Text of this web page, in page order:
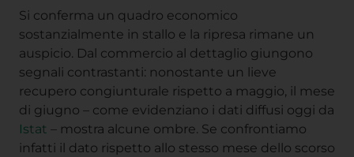
Si conferma un quadro economico
sostanzialmente in stallo e la ripresa rimane un
auspicio. Dal commercio al dettaglio giungono
segnali contrastanti: nonostante un lieve
recupero congiunturale rispetto a maggio, il mese
di giugno – come evidenziano i dati diffusi oggi da
Istat – mostra alcune ombre. Se confrontiamo
infatti il dato rispetto allo stesso mese dello scorso